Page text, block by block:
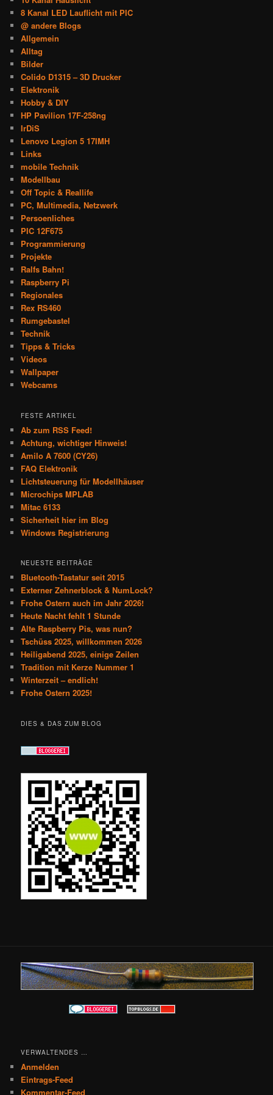
8 Kanal LED Lauflicht mit PIC
@ andere Blogs
Allgemein
Alltag
Bilder
Colido D1315 – 3D Drucker
Elektronik
Hobby & DIY
HP Pavilion 17F-258ng
IrDiS
Lenovo Legion 5 17IMH
Links
mobile Technik
Modellbau
Off Topic & Reallife
PC, Multimedia, Netzwerk
Persoenliches
PIC 12F675
Programmierung
Projekte
Ralfs Bahn!
Raspberry Pi
Regionales
Rex RS460
Rumgebastel
Technik
Tipps & Tricks
Videos
Wallpaper
Webcams
FESTE ARTIKEL
Ab zum RSS Feed!
Achtung, wichtiger Hinweis!
Amilo A 7600 (CY26)
FAQ Elektronik
Lichtsteuerung für Modellhäuser
Microchips MPLAB
Mitac 6133
Sicherheit hier im Blog
Windows Registrierung
NEUESTE BEITRÄGE
Bluetooth-Tastatur seit 2015
Externer Zehnerblock & NumLock?
Frohe Ostern auch im Jahr 2026!
Heute Nacht fehlt 1 Stunde
Alte Raspberry Pis, was nun?
Tschüss 2025, willkommen 2026
Heiligabend 2025, einige Zeilen
Tradition mit Kerze Nummer 1
Winterzeit – endlich!
Frohe Ostern 2025!
DIES & DAS ZUM BLOG
VERWALTENDES …
Anmelden
Eintrags-Feed
Kommentar-Feed